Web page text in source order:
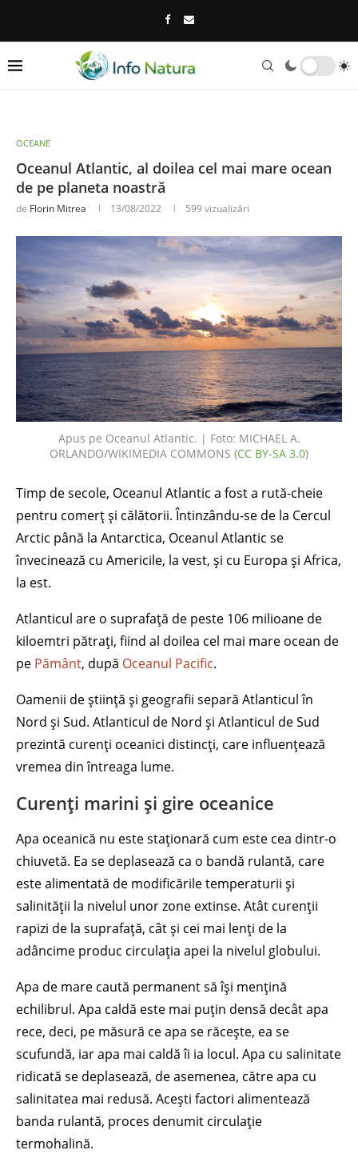
OCEANE
Oceanul Atlantic, al doilea cel mai mare ocean
de pe planeta noastră
de Florin Mitrea 13/08/2022 599 vizualizări
Apus pe Oceanul Atlantic. | Foto: MICHAEL A.
ORLANDO/WIKIMEDIA COMMONS (CC BY-SA 3.0)
Timp de secole, Oceanul Atlantic a fost a rută-cheie
pentru comerț și călătorii. Întinzându-se de la Cercul
Arctic până la Antarctica, Oceanul Atlantic se
învecinează cu Americile, la vest, și cu Europa și Africa,
la est.
Atlanticul are o suprafață de peste 106 milioane de
kiloemtri pătrați, fiind al doilea cel mai mare ocean de
pe Pământ, după Oceanul Pacific.
Oamenii de știință și geografii separă Atlanticul în
Nord și Sud. Atlanticul de Nord și Atlanticul de Sud
prezintă curenți oceanici distincți, care influențează
vremea din întreaga lume.
Curenți marini și gire oceanice
Apa oceanică nu este staționară cum este cea dintr-o
chiuvetă. Ea se deplasează ca o bandă rulantă, care
este alimentată de modificările temperaturii și
salinității la nivelul unor zone extinse. Atât curenții
rapizi de la suprafață, cât și cei mai lenți de la
adâncime produc circulația apei la nivelul globului.
Apa de mare caută permanent să își mențină
echilibrul. Apa caldă este mai puțin densă decât apa
rece, deci, pe măsură ce apa se răcește, ea se
scufundă, iar apa mai caldă îi ia locul. Apa cu salinitate
ridicată se deplasează, de asemenea, către apa cu
salinitatea mai redusă. Acești factori alimentează
banda rulantă, proces denumit circulație
termohalină.